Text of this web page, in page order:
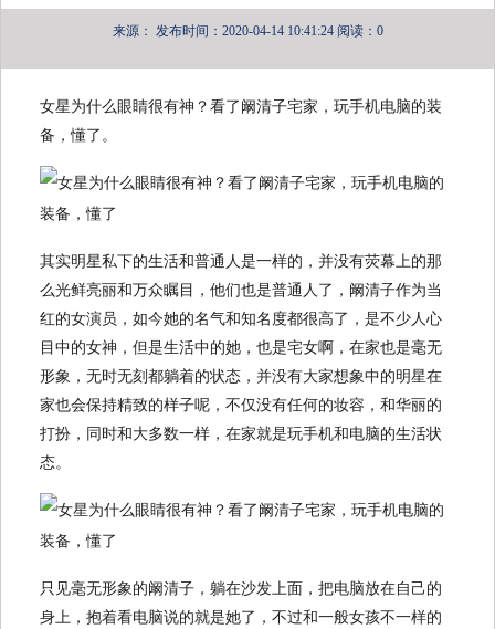
来源： 发布时间：2020-04-14 10:41:24 阅读：0
女星为什么眼睛很有神？看了阚清子宅家，玩手机电脑的装
备，懂了。
其实明星私下的生活和普通人是一样的，并没有荧幕上的那
么光鲜亮丽和万众瞩目，他们也是普通人了，阚清子作为当
红的女演员，如今她的名气和知名度都很高了，是不少人心
目中的女神，但是生活中的她，也是宅女啊，在家也是毫无
形象，无时无刻都躺着的状态，并没有大家想象中的明星在
家也会保持精致的样子呢，不仅没有任何的妆容，和华丽的
打扮，同时和大多数一样，在家就是玩手机和电脑的生活状
态。
只见毫无形象的阚清子，躺在沙发上面，把电脑放在自己的
身上，抱着看电脑说的就是她了，不过和一般女孩不一样的